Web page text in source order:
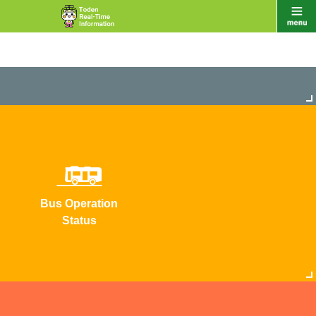
Bus Operation
Status